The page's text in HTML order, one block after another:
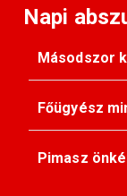
Napi
Másodszor
Főügyész
Pimasz